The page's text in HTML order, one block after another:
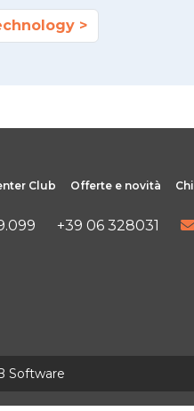
Club Offerte e novità
+39 06 328031
Software